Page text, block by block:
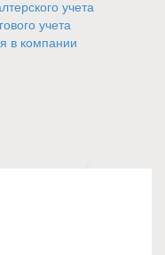
учета
учета
в компании